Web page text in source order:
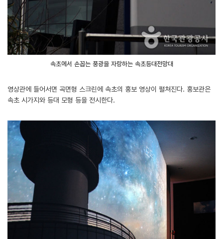
속초에서 손꼽는 풍광을 자랑하는 속초등대전망대
영상관에 들어서면 곡면형 스크린에 속초의 홍보 영상이 펼쳐진다. 홍보관은
속초 시가지와 등대 모형 등을 전시한다.